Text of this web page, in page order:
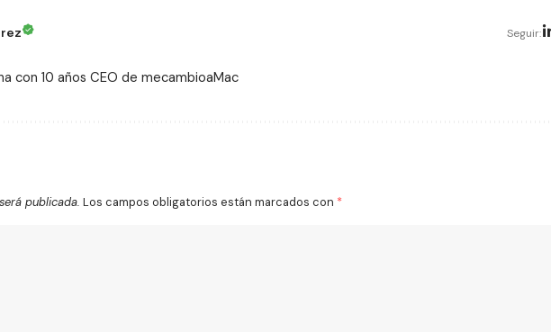
Seguir:
con 10 años CEO de mecambioaMac
publicada. Los campos obligatorios están marcados con *